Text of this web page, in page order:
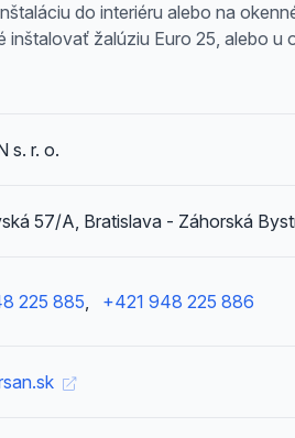
do interiéru alebo na
inštalovať žalúziu Euro 25, alebo u
s. r. o.
57/A, Bratislava - Záhorská
225 885, +421 948 225 886